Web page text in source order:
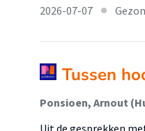
2026-07-07
Tussen
Uit de gesprekken